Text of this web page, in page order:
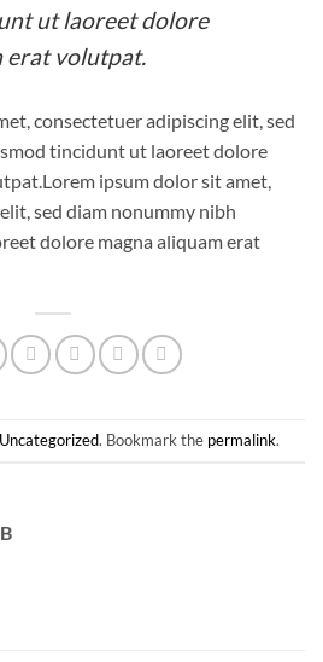
ut laoreet dolore
erat volutpat.
consectetuer adipiscing elit, sed
tincidunt ut laoreet dolore
ipsum dolor sit amet,
sed diam nonummy nibh
dolore magna aliquam erat
Uncategorized. Bookmark the permalink.